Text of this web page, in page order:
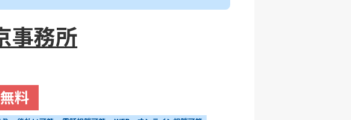
事務所
料